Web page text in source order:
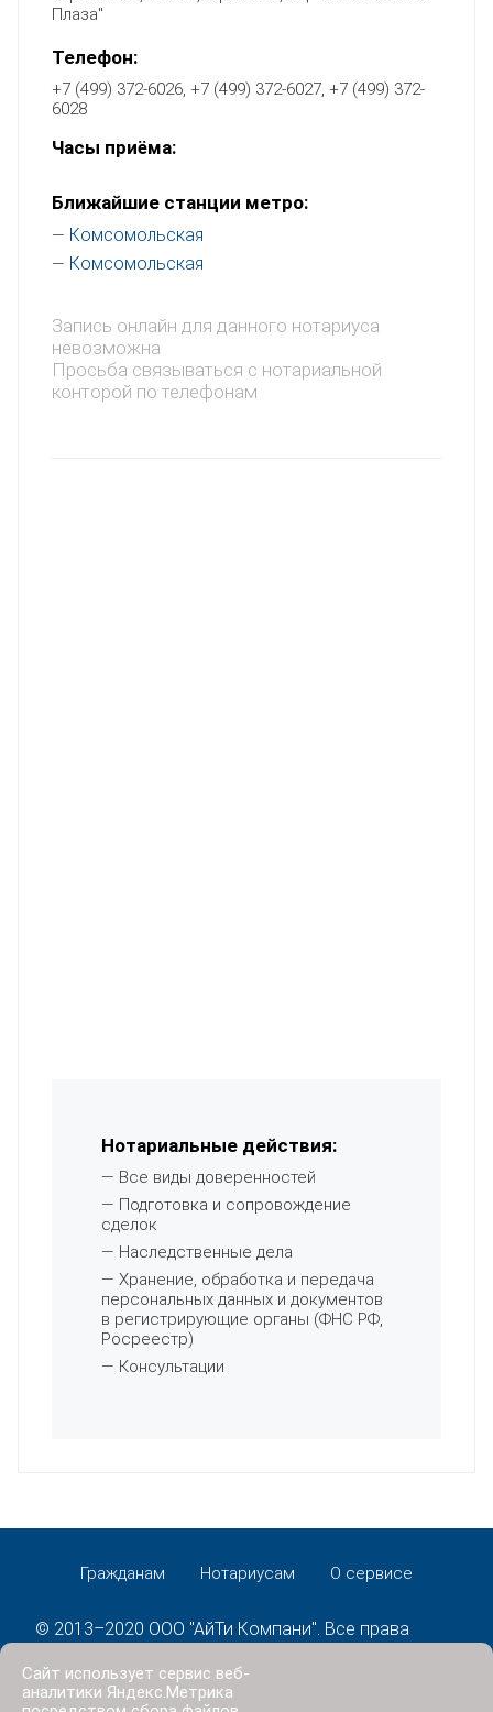
Плаза"
Телефон:
+7 (499) 372-6026, +7 (499) 372-6027, +7 (499) 372-
6028
Часы приёма:
Ближайшие станции метро:
— Комсомольская
— Комсомольская
Запись онлайн для данного нотариуса
невозможна
Просьба связываться с нотариальной
конторой по телефонам
Нотариальные действия:
— Все виды доверенностей
— Подготовка и сопровождение
сделок
— Наследственные дела
— Хранение, обработка и передача
персональных данных и документов
в регистрирующие органы (ФНС РФ,
Росреестр)
— Консультации
Гражданам Нотариусам О сервисе
© 2013–2020 ООО "АйТи Компани". Все права
Политика конфиденциальности
Сайт использует сервис веб-
аналитики Яндекс.Метрика